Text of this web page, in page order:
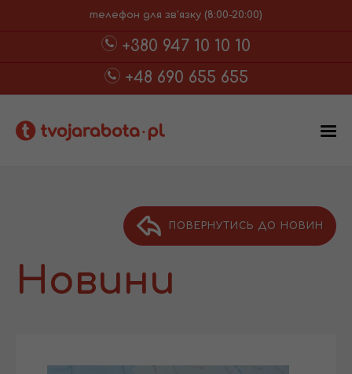
телефон для зв'язку (8:00-20:00)
+380 947 10 10 10
+48 690 655 655
ПОВЕРНУТИСЬ ДО НОВИН
Новини